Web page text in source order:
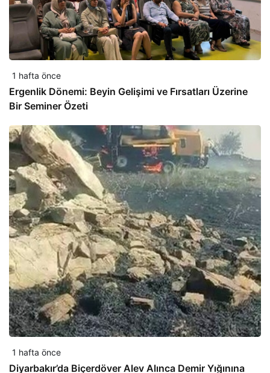
1 hafta önce
Ergenlik Dönemi: Beyin Gelişimi ve Fırsatları Üzerine
Bir Seminer Özeti
1 hafta önce
Diyarbakır’da Biçerdöver Alev Alınca Demir Yığınına